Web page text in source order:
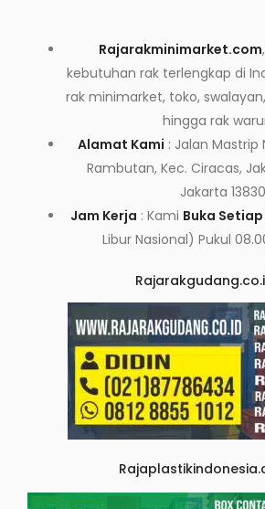
Rajarakminimarket.com
kebutuhan rak terlengkap di
rak minimarket, toko,
hingga rak
Alamat Kami : Jalan Mastrip
Rambutan, Kec. Ciracas,
Jakarta 13830
Jam Kerja : Kami Buka
Libur Nasional) Pukul